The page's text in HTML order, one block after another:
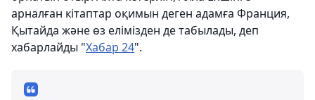
арналған кітаптар оқимын деген адамға Франция,
Қытайда және өз елімізден де табылады, деп
хабарлайды "Хабар 24".